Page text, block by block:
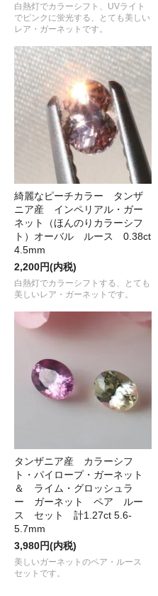
白熱灯でカラーシフト、UVライト
でピンクに蛍光する、とても美しい
レア・ガーネットです。
綺麗なピーチカラー タンザ
ニア産 インペリアル・ガー
ネット（ほんのりカラーシフ
ト）オーバル ルース 0.38ct
4.5mm
2,200円(内税)
白熱灯でカラーシフトする、とても
美しいレア・ガーネットです。
タンザニア産 カラーシフ
ト・パイロープ・ガーネット
＆ ライム・グロッシュラ
ー ガーネット ペア ルー
ス セット 計1.27ct 5.6-
5.7mm
3,980円(内税)
美しいガーネットのペア・ルース
セットです。